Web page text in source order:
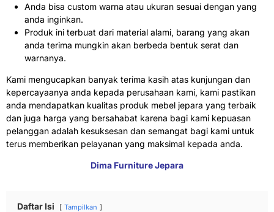
Anda bisa custom warna atau ukuran sesuai dengan yang
anda inginkan.
Produk ini terbuat dari material alami, barang yang akan
anda terima mungkin akan berbeda bentuk serat dan
warnanya.
Kami mengucapkan banyak terima kasih atas kunjungan dan
kepercayaanya anda kepada perusahaan kami, kami pastikan
anda mendapatkan kualitas produk mebel jepara yang terbaik
dan juga harga yang bersahabat karena bagi kami kepuasan
pelanggan adalah kesuksesan dan semangat bagi kami untuk
terus memberikan pelayanan yang maksimal kepada anda.
Dima Furniture Jepara
Daftar Isi Tampilkan